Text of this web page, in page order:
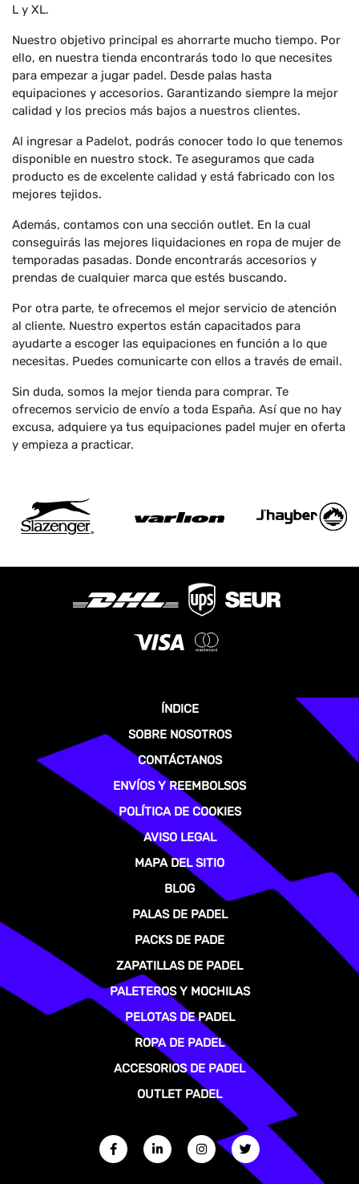
L y XL.
Nuestro objetivo principal es ahorrarte mucho tiempo. Por
ello, en nuestra tienda encontrarás todo lo que necesites
para empezar a jugar padel. Desde palas hasta
equipaciones y accesorios. Garantizando siempre la mejor
calidad y los precios más bajos a nuestros clientes.
Al ingresar a Padelot, podrás conocer todo lo que tenemos
disponible en nuestro stock. Te aseguramos que cada
producto es de excelente calidad y está fabricado con los
mejores tejidos.
Además, contamos con una sección outlet. En la cual
conseguirás las mejores liquidaciones en ropa de mujer de
temporadas pasadas. Donde encontrarás accesorios y
prendas de cualquier marca que estés buscando.
Por otra parte, te ofrecemos el mejor servicio de atención
al cliente. Nuestro expertos están capacitados para
ayudarte a escoger las equipaciones en función a lo que
necesitas. Puedes comunicarte con ellos a través de email.
Sin duda, somos la mejor tienda para comprar. Te
ofrecemos servicio de envío a toda España. Así que no hay
excusa, adquiere ya tus equipaciones padel mujer en oferta
y empieza a practicar.
ÍNDICE
SOBRE NOSOTROS
CONTÁCTANOS
ENVÍOS Y REEMBOLSOS
POLÍTICA DE COOKIES
AVISO LEGAL
MAPA DEL SITIO
BLOG
PALAS DE PADEL
PACKS DE PADE
ZAPATILLAS DE PADEL
PALETEROS Y MOCHILAS
PELOTAS DE PADEL
ROPA DE PADEL
ACCESORIOS DE PADEL
OUTLET PADEL